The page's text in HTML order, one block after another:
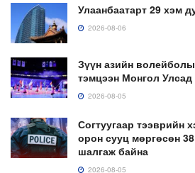
Улаанбаатарт 29 хэм
2026-08-06
Зүүн азийн
тэмцээн Монгол Улсад
2026-08-05
Согтуугаар тээврийн
орон сууц мөргөсөн
шалгаж байна
2026-08-05